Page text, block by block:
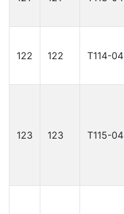
122 122 Т114-04
123 123 Т115-04